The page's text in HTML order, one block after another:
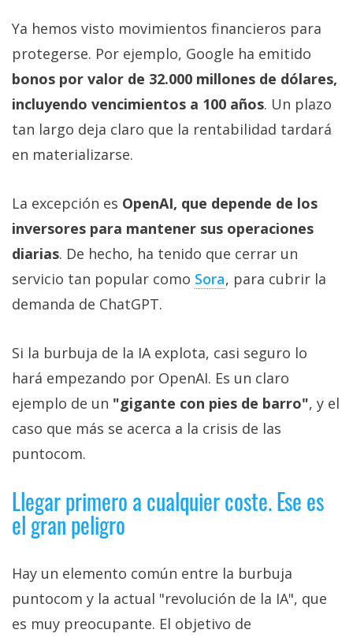
Ya hemos visto movimientos financieros para
protegerse. Por ejemplo, Google ha emitido
bonos por valor de 32.000 millones de dólares,
incluyendo vencimientos a 100 años. Un plazo
tan largo deja claro que la rentabilidad tardará
en materializarse.
La excepción es OpenAI, que depende de los
inversores para mantener sus operaciones
diarias. De hecho, ha tenido que cerrar un
servicio tan popular como Sora‎, para cubrir la
demanda de ChatGPT.
Si la burbuja de la IA explota, casi seguro lo
hará empezando por OpenAI. Es un claro
ejemplo de un "gigante con pies de barro", y el
caso que más se acerca a la crisis de las
puntocom.
Llegar primero a cualquier coste. Ese es
el gran peligro
Hay un elemento común entre la burbuja
puntocom y la actual "revolución de la IA", que
es muy preocupante. El objetivo de